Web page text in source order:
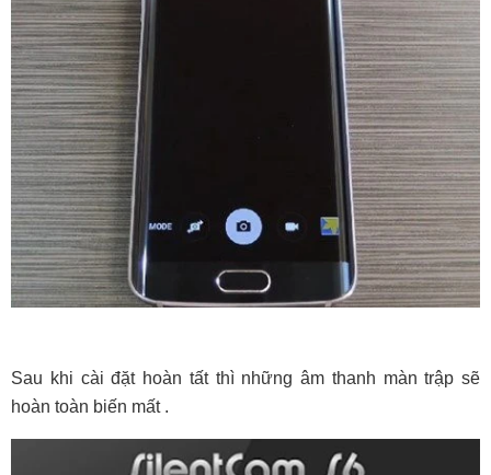
Sau khi cài đặt hoàn tất thì những âm thanh màn trập sẽ
hoàn toàn biến mất .